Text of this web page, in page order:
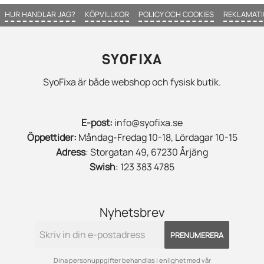
HUR HANDLAR JAG? KÖPVILLKOR POLICY OCH COOKIES
SYOFIXA
SyoFixa är både webshop och fysisk butik.
E-post: info@syofixa.se
Öppettider: Måndag-Fredag 10-18, Lördagar 10-15
Adress: Storgatan 49, 67230 Årjäng
Swish: 123 383 4785
Nyhetsbrev
PRENUMERERA
Dina personuppgifter behandlas i enlighet med vår